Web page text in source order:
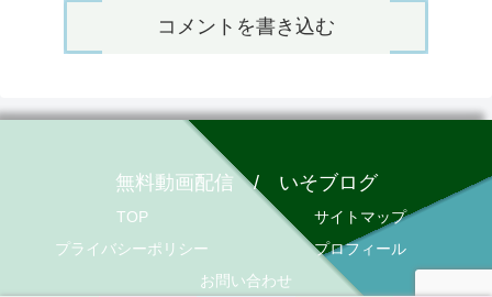
コメントを書き込む
無料動画配信 / いそブログ
TOP
サイトマップ
プライバシーポリシー
プロフィール
お問い合わせ